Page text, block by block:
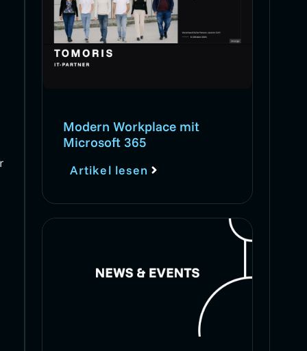
Modern Workplace mit
Microsoft 365
Artikel lesen